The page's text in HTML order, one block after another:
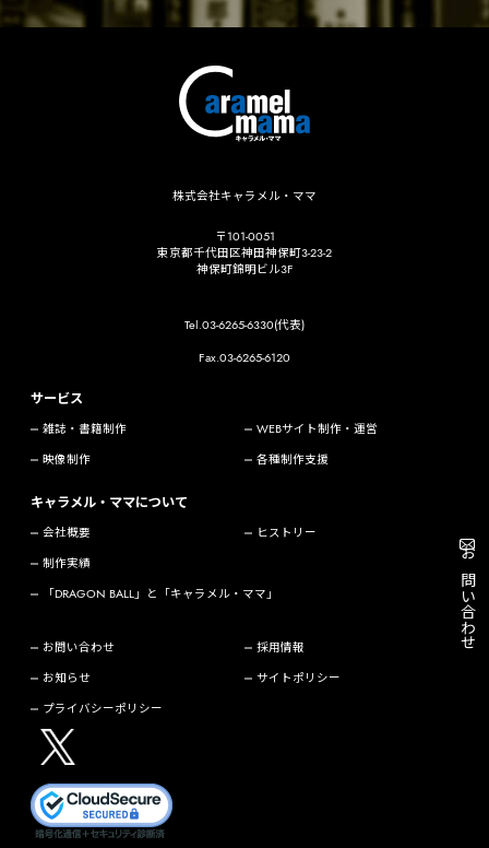
株式会社キャラメル・ママ
〒101-0051
東京都千代田区神田神保町3-23-2
神保町錦明ビル3F
Tel.03-6265-6330(代表)
Fax.03-6265-6120
サービス
雑誌・書籍制作
WEBサイト制作・運営
映像制作
各種制作支援
キャラメル・ママについて
会社概要
ヒストリー
制作実績
「DRAGON BALL」と「キャラメル・ママ」
お問い合わせ
採用情報
お知らせ
サイトポリシー
プライバシーポリシー
お問い合わせ